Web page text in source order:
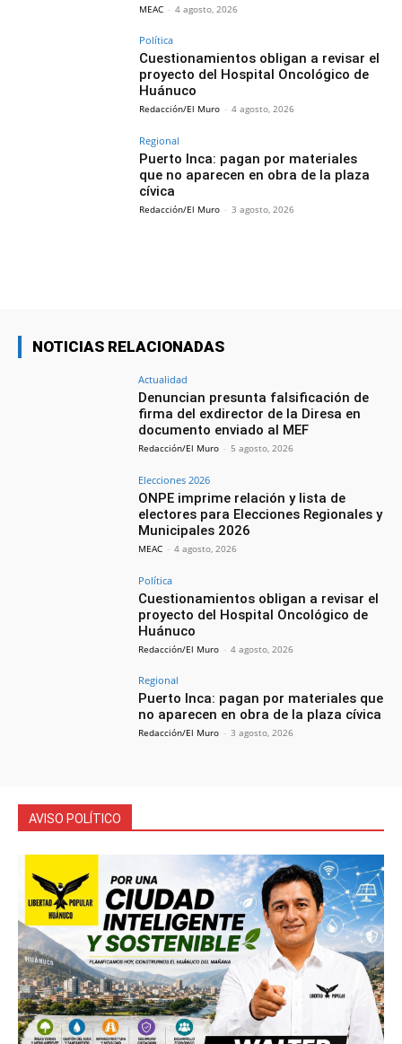
MEAC - 4 agosto, 2026
Política
Cuestionamientos obligan a revisar el
proyecto del Hospital Oncológico de
Huánuco
Redacción/El Muro - 4 agosto, 2026
Regional
Puerto Inca: pagan por materiales
que no aparecen en obra de la plaza
cívica
Redacción/El Muro - 3 agosto, 2026
NOTICIAS RELACIONADAS
Actualidad
Denuncian presunta falsificación de
firma del exdirector de la Diresa en
documento enviado al MEF
Redacción/El Muro - 5 agosto, 2026
Elecciones 2026
ONPE imprime relación y lista de
electores para Elecciones Regionales y
Municipales 2026
MEAC - 4 agosto, 2026
Política
Cuestionamientos obligan a revisar el
proyecto del Hospital Oncológico de
Huánuco
Redacción/El Muro - 4 agosto, 2026
Regional
Puerto Inca: pagan por materiales que
no aparecen en obra de la plaza cívica
Redacción/El Muro - 3 agosto, 2026
AVISO POLÍTICO